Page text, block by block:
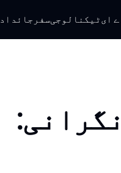
ایٹیکنالوجیسفر جائداد